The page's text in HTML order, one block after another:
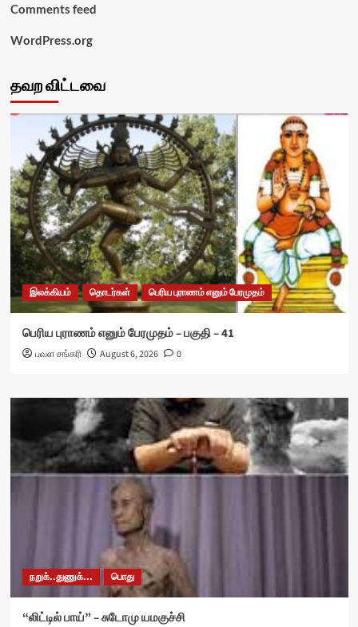
Comments feed
WordPress.org
தவற விட்டவை
இலக்கியம் தொடர்கள் பெரிய புராணம் எனும் பேரமுதம்
பெரிய புராணம் எனும் பேரமுதம் – பகுதி – 41
பவள சங்கரி August 6, 2026 0
நறுக்..துணுக்... பொது
“லிட்டில் பாய்” – சுடோமு யமகுச்சி